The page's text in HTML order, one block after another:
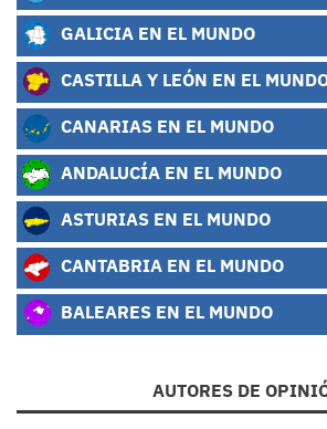
GALICIA EN EL MUNDO
CASTILLA Y LEÓN EN EL
CANARIAS EN EL MUNDO
ANDALUCÍA EN EL MUNDO
ASTURIAS EN EL MUNDO
CANTABRIA EN EL MUNDO
BALEARES EN EL MUNDO
AUTORES DE